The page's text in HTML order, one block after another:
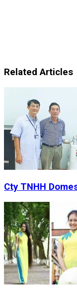
Related Articles
Cty TNHH